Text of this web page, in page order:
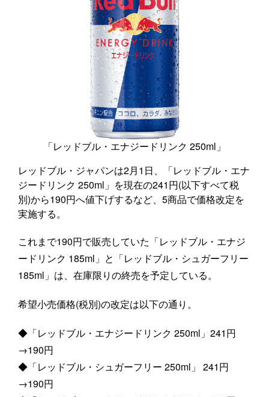
「レッドブル・エナジードリンク 250ml」
レッドブル・ジャパンは2月1日、「レッドブル・エナ
ジードリンク 250ml」を現在の241円(以下すべて税
別)から190円へ値下げするなど、5商品で価格改定を
実施する。
これまで190円で販売していた「レッドブル・エナジ
ードリンク 185ml」と「レッドブル・シュガーフリー
185ml」は、在庫限りの終売を予定している。
希望小売価格(税別)の改定は以下の通り。
◆「レッドブル・エナジードリンク 250ml」241円
→190円
◆「レッドブル・シュガーフリー 250ml」 241円
→190円